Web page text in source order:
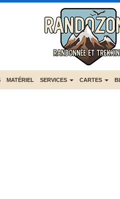
MATÉRIEL SERVICES CARTES